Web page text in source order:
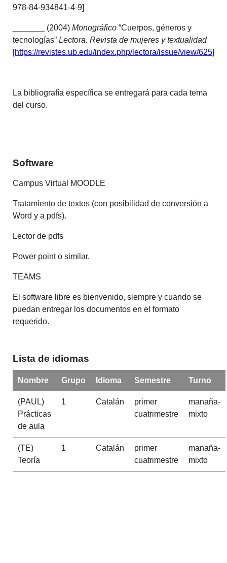
978-84-934841-4-9]
_______ (2004)Monográfico“Cuerpos, géneros y
tecnologías” Lectora. Revista de mujeres y textualidad
[https://revistes.ub.edu/index.php/lectora/issue/view/625]
La bibliografía específica se entregará para cada tema
del curso.
Software
Campus Virtual MOODLE
Tratamiento de textos (con posibilidad de conversión a
Word y a pdfs).
Lector de pdfs
Power point o similar.
TEAMS
El software libre es bienvenido, siempre y cuando se
puedan entregar los documentos en el formato
requerido.
Lista de idiomas
Nombre Grupo Idioma Semestre Turno
(PAUL)
Prácticas
de aula
1 Catalán
primer
cuatrimestre
manaña-
mixto
(TE)
Teoría
1 Catalán
primer
cuatrimestre
manaña-
mixto